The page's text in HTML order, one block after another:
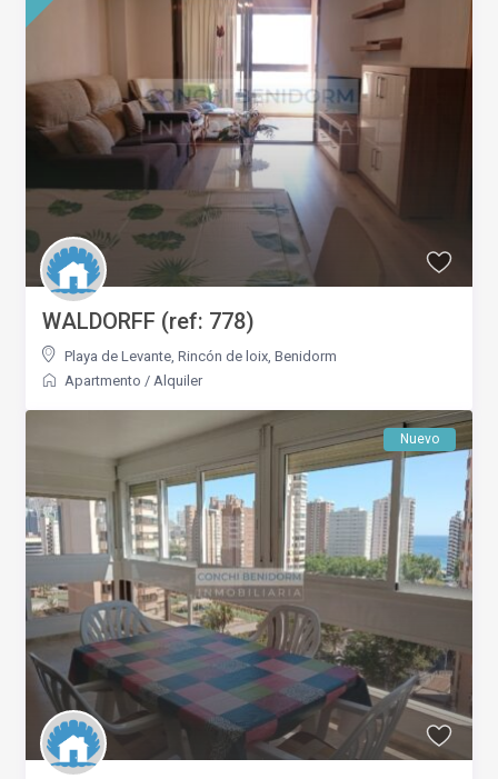
WALDORFF (ref: 778)
Playa de Levante ,Rincón de loix ,Benidorm
Apartmento / Alquiler
Nuevo